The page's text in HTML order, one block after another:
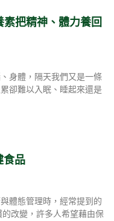
把精神、體力養回
身體，隔天我們又是一條
卻難以入眠、睡起來還是
食品
體態管理時，經常提到的
改變，許多人希望藉由保